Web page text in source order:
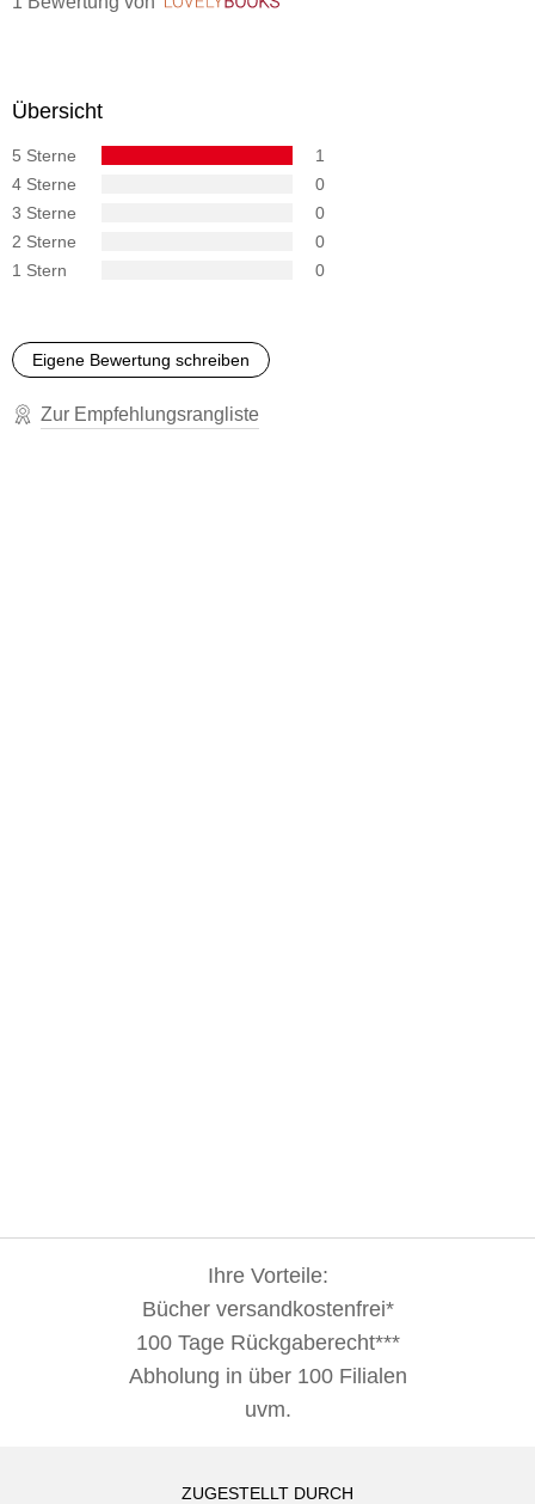
Übersicht
5 Sterne
1
4 Sterne
0
3 Sterne
0
2 Sterne
0
1 Stern
0
Eigene Bewertung schreiben
Zur Empfehlungsrangliste
Ihre Vorteile:
Bücher versandkostenfrei*
100 Tage Rückgaberecht***
Abholung in über 100 Filialen
uvm.
ZUGESTELLT DURCH